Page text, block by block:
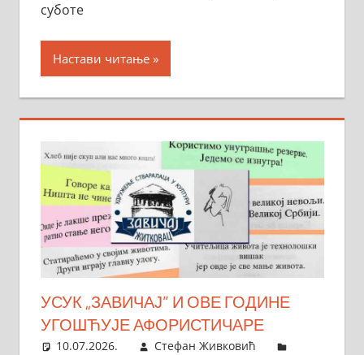
суботе
Настави читање
УСУК „ЗАВИЧАЈ” И ОВЕ ГОДИНЕ
УГОШЋУЈЕ АФОРИСТИЧАРЕ
10.07.2026.
Стефан Живковић